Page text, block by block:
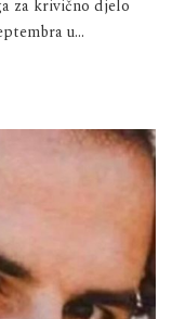
za krivično djelo
u...